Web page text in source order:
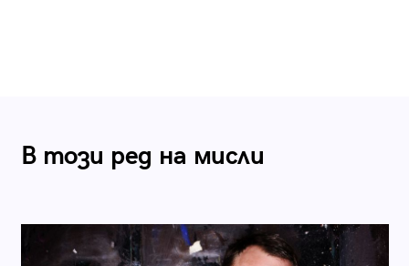
В този ред на мисли